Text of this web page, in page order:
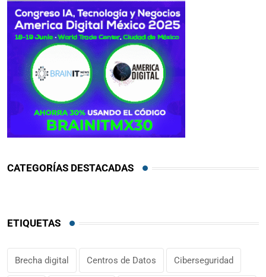
CATEGORÍAS DESTACADAS
ETIQUETAS
Brecha digital Centros de Datos Ciberseguridad